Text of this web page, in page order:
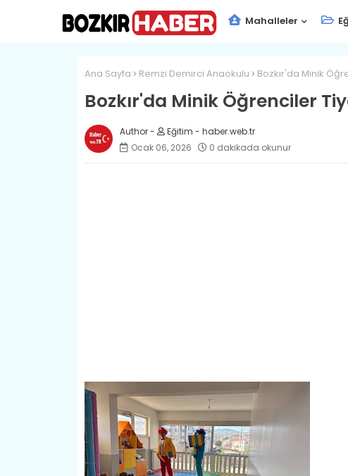
Mahalleler
Ana Sayfa Remzi Demirci Anaokulu Bozkır'da Minik
Bozkır'da Minik Öğrenciler
Eğitim - haber.web.tr
Ocak 06, 2026
0 dakikada okunur